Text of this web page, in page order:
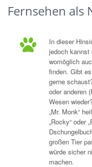
Fernsehen als
In dieser
jedoch
womöglich
finden. Gibt
gerne
oder anderen
Wesen
„Mr. Monk“
„Rocky“ oder
großen Tier
würde sicher
machen.